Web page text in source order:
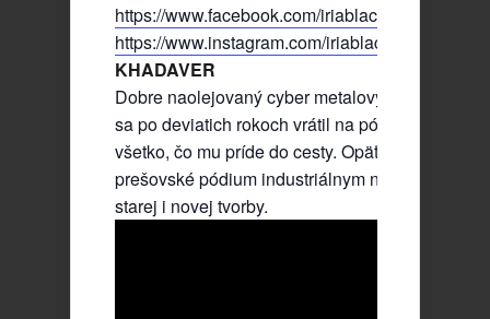
https://www.facebook.com/iriablackmetal
https://www.instagram.com/iriablackmetal/
KHADAVER
Dobre naolejovaný cyber metalový stroj, ktorý
sa po deviatich rokoch vrátil na pódia a ničí
všetko, čo mu príde do cesty. Opäť raz rozvibrujú
prešovské pódium industriálnym nákladom
starej i novej tvorby.